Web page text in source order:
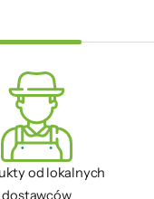
od lokalnych